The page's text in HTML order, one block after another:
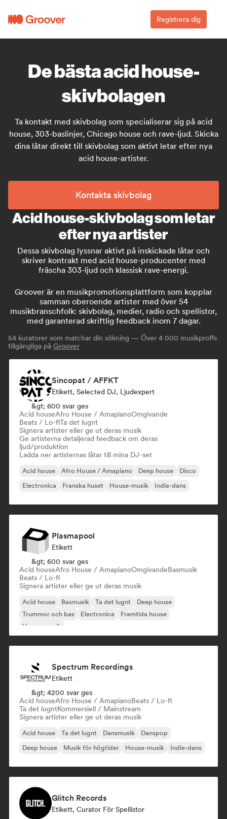
Registrera dig
De bästa acid house-
skivbolagen
Ta kontakt med skivbolag som specialiserar sig på acid
house, 303-baslinjer, Chicago house och rave-ljud. Skicka
dina låtar direkt till skivbolag som aktivt letar efter nya
acid house-artister.
Kontakta skivbolag
Acid house-skivbolag som letar
efter nya artister
Dessa skivbolag lyssnar aktivt på inskickade låtar och
skriver kontrakt med acid house-producenter med
fräscha 303-ljud och klassisk rave-energi.
Groover är en musikpromotionsplattform som kopplar
samman oberoende artister med över 54
musikbranschfolk: skivbolag, medier, radio och spellistor,
med garanterad skriftlig feedback inom 7 dagar.
54 kuratorer som matchar din sökning — Över 4 000 musikproffs
tillgängliga på Groover
Sincopat / AFFKT
Etikett, Selected DJ, Ljudexpert
&gt; 600 svar ges
Acid houseAfro House / AmapianoOmgivande
Beats / Lo-fiTa det lugnt
Signera artister eller ge ut deras musik
Ge artisterna detaljerad feedback om deras
ljud/produktion
Ladda ner artisternas låtar till mina DJ-set
Acid house Afro House / Amapiano Deep house
Disco
Electronica
Franska huset House-musik Indie-dans
Plasmapool
Etikett
&gt; 600 svar ges
Acid houseAfro House / AmapianoOmgivandeBasmusik
Beats / Lo-fi
Signera artister eller ge ut deras musik
Acid house Basmusik Ta det lugnt
Deep house
Trummor och bas
Electronica
Framtida house
House-musik
Spectrum Recordings
Etikett
&gt; 4200 svar ges
Acid houseAfro House / AmapianoBeats / Lo-fi
Ta det lugntKommersiell / Mainstream
Signera artister eller ge ut deras musik
Acid house Ta det lugnt Dansmusik
Danspop
Deep house
Musik för högtider House-musik Indie-dans
Glitch Records
Etikett, Curator För Spellistor